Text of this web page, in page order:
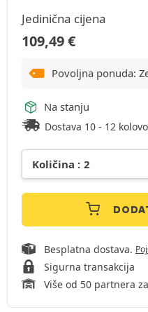
Jedinična cijena
109,49€
Povoljna ponuda:
Na stanju
Dostava 10 - 12
Besplatna dostava.
Sigurna transakcija
Više od 50 partnera